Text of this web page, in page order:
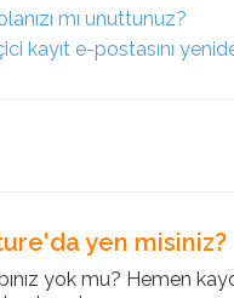
mı unuttunuz?
kayıt e-postasını
yen misiniz?
yok mu? Hemen